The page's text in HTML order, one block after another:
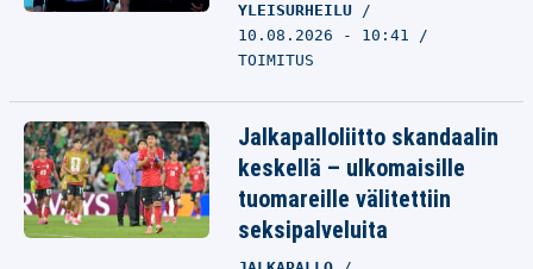
YLEISURHEILU
10.08.2026 - 10:41
TOIMITUS
Jalkapalloliitto skandaalin
keskellä – ulkomaisille
tuomareille välitettiin
seksipalveluita